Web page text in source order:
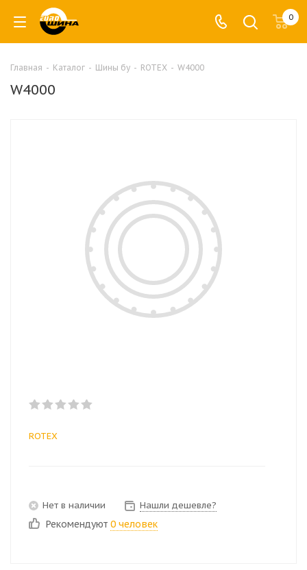
0
Главная - Каталог - Шины бу - ROTEX - W4000
W4000
ROTEX
Нет в наличии Нашли дешевле?
Рекомендуют 0 человек